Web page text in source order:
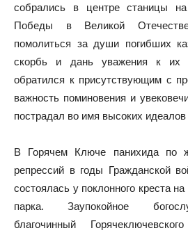
собрались в центре станицы
Победы в Великой
помолиться за души погибших
скорбь и дань уважения к их
обратился к присутствующим с
важность поминовения и
пострадал во имя высоких
В Горячем Ключе панихида по
репрессий в годы Гражданской
состоялась у поклонного креста на
парка. Заупокойное
благочинный